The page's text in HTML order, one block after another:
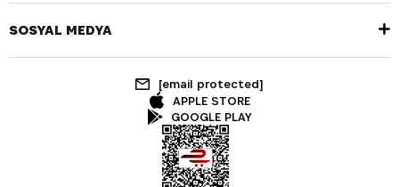
SOSYAL MEDYA
[email protected]
APPLE STORE
GOOGLE PLAY